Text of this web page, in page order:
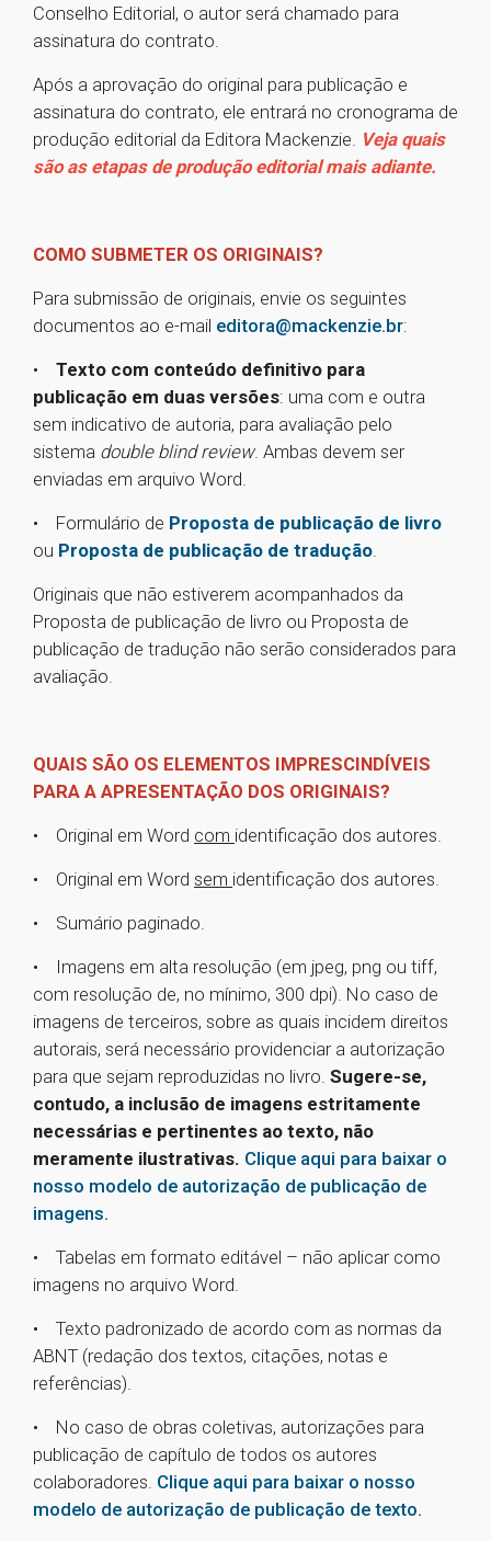
Conselho Editorial, o autor será chamado para
assinatura do contrato.
Após a aprovação do original para publicação e
assinatura do contrato, ele entrará no cronograma de
produção editorial da Editora Mackenzie. Veja quais
são as etapas de produção editorial mais adiante.
COMO SUBMETER OS ORIGINAIS?
Para submissão de originais, envie os seguintes
documentos ao e-mail editora@mackenzie.br:
• Texto com conteúdo definitivo para
publicação em duas versões: uma com e outra
sem indicativo de autoria, para avaliação pelo
sistema double blind review. Ambas devem ser
enviadas em arquivo Word.
• Formulário de Proposta de publicação de livro
ou Proposta de publicação de tradução.
Originais que não estiverem acompanhados da
Proposta de publicação de livro ou Proposta de
publicação de tradução não serão considerados para
avaliação.
QUAIS SÃO OS ELEMENTOS IMPRESCINDÍVEIS
PARA A APRESENTAÇÃO DOS ORIGINAIS?
• Original em Word com identificação dos autores.
• Original em Word sem identificação dos autores.
• Sumário paginado.
• Imagens em alta resolução (em jpeg, png ou tiff,
com resolução de, no mínimo, 300 dpi). No caso de
imagens de terceiros, sobre as quais incidem direitos
autorais, será necessário providenciar a autorização
para que sejam reproduzidas no livro. Sugere-se,
contudo, a inclusão de imagens estritamente
necessárias e pertinentes ao texto, não
meramente ilustrativas. Clique aqui para baixar o
nosso modelo de autorização de publicação de
imagens.
• Tabelas em formato editável – não aplicar como
imagens no arquivo Word.
• Texto padronizado de acordo com as normas da
ABNT (redação dos textos, citações, notas e
referências).
• No caso de obras coletivas, autorizações para
publicação de capítulo de todos os autores
colaboradores. Clique aqui para baixar o nosso
modelo de autorização de publicação de texto.